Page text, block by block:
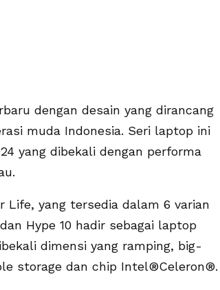
dengan desain yang dirancang
muda Indonesia. Seri laptop ini
yang dibekali dengan performa
Life, yang tersedia dalam 6 varian
Hype 10 hadir sebagai laptop
dimensi yang ramping, big-
storage dan chip Intel®Celeron®.